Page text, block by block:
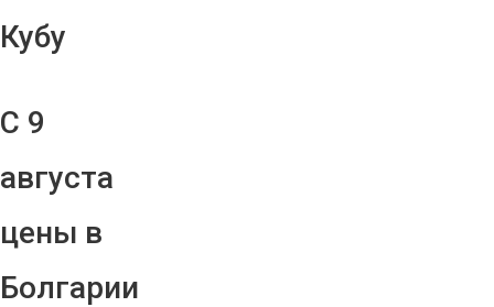
Кубу
С 9
августа
цены в
Болгарии